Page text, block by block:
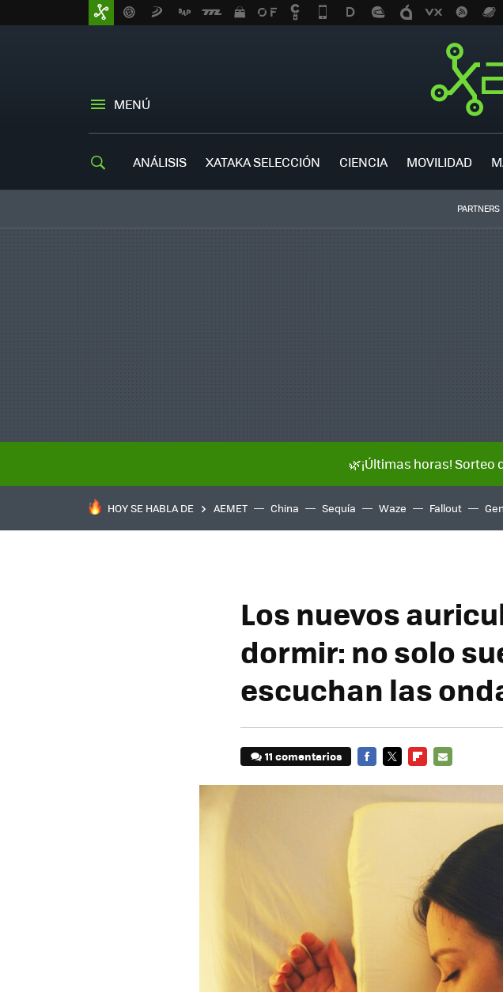
MENÚ
ANÁLISIS XATAKA SELECCIÓN CIENCIA MOVILIDAD
PARTNERS
🌿¡Últimas horas!
HOY SE HABLA DE AEMET China Sequía Waze Fallout
Los nuevos
dormir: no solo
escuchan las
11 comentarios